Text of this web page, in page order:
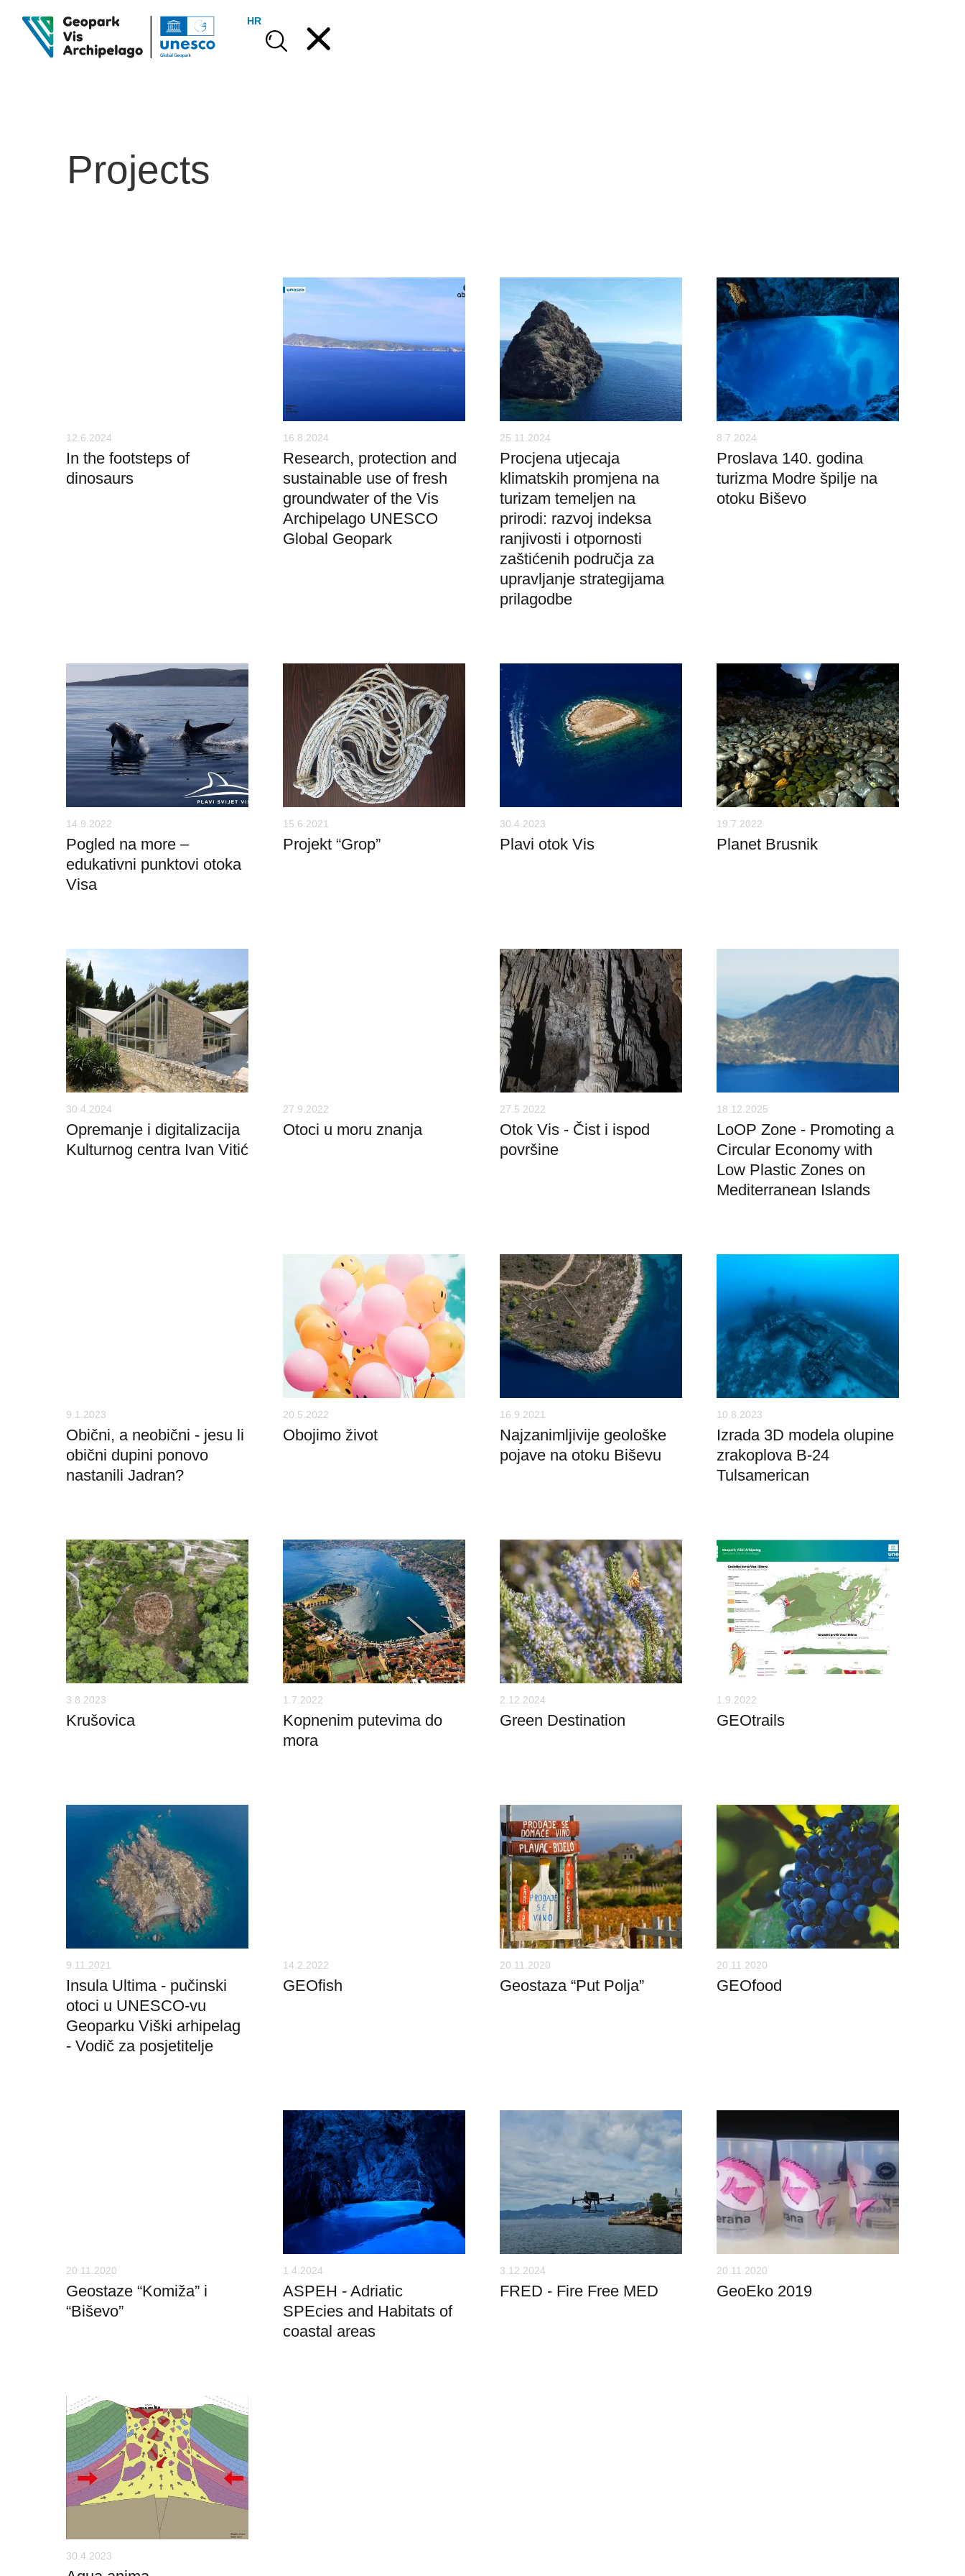
HR
Projects
12.6.2024
In the footsteps of
dinosaurs
16.8.2024
Research, protection and
sustainable use of fresh
groundwater of the Vis
Archipelago UNESCO
Global Geopark
25.11.2024
Procjena utjecaja
klimatskih promjena na
turizam temeljen na
prirodi: razvoj indeksa
ranjivosti i otpornosti
zaštićenih područja za
upravljanje strategijama
prilagodbe
8.7.2024
Proslava 140. godina
turizma Modre špilje na
otoku Biševo
14.9.2022
Pogled na more –
edukativni punktovi otoka
Visa
15.6.2021
Projekt “Grop”
30.4.2023
Plavi otok Vis
19.7.2022
Planet Brusnik
30.4.2024
Opremanje i digitalizacija
Kulturnog centra Ivan Vitić
27.9.2022
Otoci u moru znanja
27.5.2022
Otok Vis - Čist i ispod
površine
18.12.2025
LoOP Zone - Promoting a
Circular Economy with
Low Plastic Zones on
Mediterranean Islands
9.1.2023
Obični, a neobični - jesu li
obični dupini ponovo
nastanili Jadran?
20.5.2022
Obojimo život
16.9.2021
Najzanimljivije geološke
pojave na otoku Biševu
10.8.2023
Izrada 3D modela olupine
zrakoplova B-24
Tulsamerican
3.8.2023
Krušovica
1.7.2022
Kopnenim putevima do
mora
2.12.2024
Green Destination
1.9.2022
GEOtrails
9.11.2021
Insula Ultima - pučinski
otoci u UNESCO-vu
Geoparku Viški arhipelag
- Vodič za posjetitelje
14.2.2022
GEOfish
20.11.2020
Geostaza “Put Polja”
20.11.2020
GEOfood
20.11.2020
Geostaze “Komiža” i
“Biševo”
1.4.2024
ASPEH - Adriatic
SPEcies and Habitats of
coastal areas
3.12.2024
FRED - Fire Free MED
20.11.2020
GeoEko 2019
30.4.2023